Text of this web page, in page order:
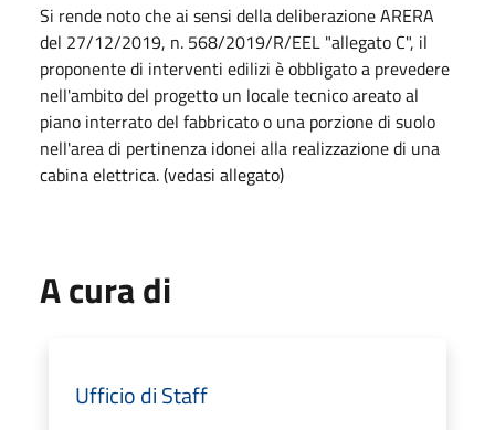
Si rende noto che ai sensi della deliberazione ARERA
del 27/12/2019, n. 568/2019/R/EEL "allegato C", il
proponente di interventi edilizi è obbligato a prevedere
nell'ambito del progetto un locale tecnico areato al
piano interrato del fabbricato o una porzione di suolo
nell'area di pertinenza idonei alla realizzazione di una
cabina elettrica. (vedasi allegato)
A cura di
Ufficio di Staff